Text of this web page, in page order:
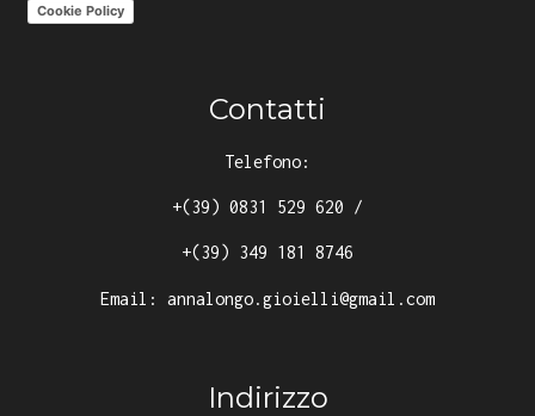
Cookie Policy
Contatti
Telefono:
+(39) 0831 529 620 /
+(39) 349 181 8746
Email: annalongo.gioielli@gmail.com
Indirizzo